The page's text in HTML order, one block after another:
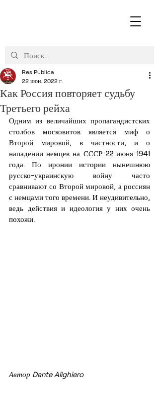
Как Россия повторяет судьбу
Третьего рейха
Res Publica
22 июн. 2022 г.
Одним из величайших пропагандистских
столбов московитов является миф о
Второй мировой, в частности, и о
нападении немцев на СССР 22 июня 1941
года. По иронии истории нынешнюю
русско-украинскую войну часто
сравнивают со Второй мировой, а россиян
с немцами того времени. И неудивительно,
ведь действия и идеология у них очень
похожи.
Автор Dante Alighiero